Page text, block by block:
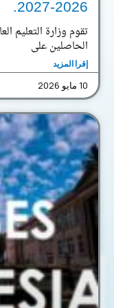
2026-2027.
تقوم وزارة التعليم
الحاصلين على
إقرا المزيد
10 مايو 2026